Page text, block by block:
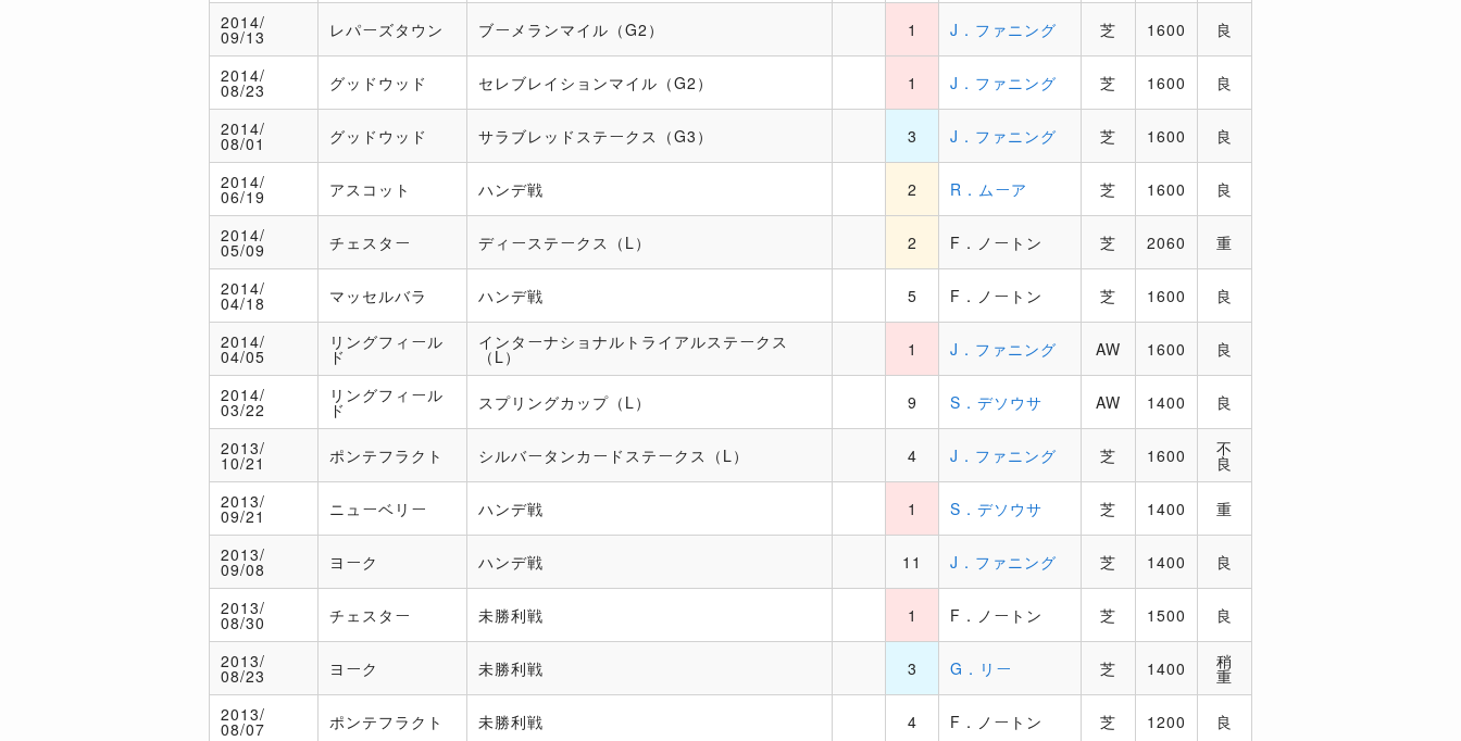
2014/
09/13 レパーズタウン ブーメランマイル（G2） 1 J．ファニング 芝 1600 良
2014/
08/23 グッドウッド セレブレイションマイル（G2） 1 J．ファニング 芝 1600 良
2014/
08/01 グッドウッド サラブレッドステークス（G3） 3 J．ファニング 芝 1600 良
2014/
06/19 アスコット ハンデ戦 2 R．ムーア 芝 1600 良
2014/
05/09 チェスター ディーステークス（L） 2 F．ノートン 芝 2060 重
2014/
04/18 マッセルバラ ハンデ戦 5 F．ノートン 芝 1600 良
2014/
04/05
リングフィール
ド
インターナショナルトライアルステークス
（L） 1 J．ファニング AW 1600 良
2014/
03/22
リングフィール
ド スプリングカップ（L） 9 S．デソウサ AW 1400 良
2013/
10/21 ポンテフラクト シルバータンカードステークス（L） 4 J．ファニング 芝 1600 不
良
2013/
09/21 ニューベリー ハンデ戦 1 S．デソウサ 芝 1400 重
2013/
09/08 ヨーク ハンデ戦 11 J．ファニング 芝 1400 良
2013/
08/30 チェスター 未勝利戦 1 F．ノートン 芝 1500 良
2013/
08/23 ヨーク 未勝利戦 3 G．リー 芝 1400 稍
重
2013/
08/07 ポンテフラクト 未勝利戦 4 F．ノートン 芝 1200 良